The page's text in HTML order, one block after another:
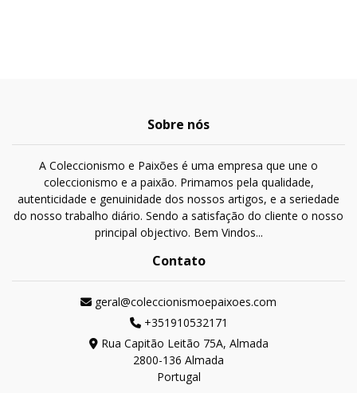
Sobre nós
A Coleccionismo e Paixões é uma empresa que une o
coleccionismo e a paixão. Primamos pela qualidade,
autenticidade e genuinidade dos nossos artigos, e a seriedade
do nosso trabalho diário. Sendo a satisfação do cliente o nosso
principal objectivo. Bem Vindos...
Contato
geral@coleccionismoepaixoes.com
+351910532171
Rua Capitão Leitão 75A, Almada
2800-136 Almada
Portugal